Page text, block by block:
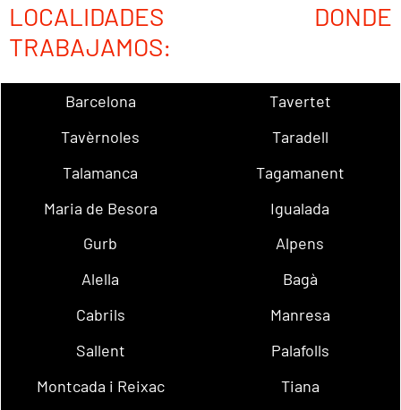
LOCALIDADES DONDE
TRABAJAMOS:
Barcelona
Tavertet
Tavèrnoles
Taradell
Talamanca
Tagamanent
Maria de Besora
Igualada
Gurb
Alpens
Alella
Bagà
Cabrils
Manresa
Sallent
Palafolls
Montcada i Reixac
Tiana